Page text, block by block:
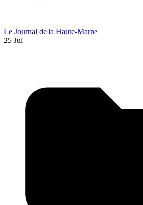
Le Journal de la Haute-Marne
25 Jul